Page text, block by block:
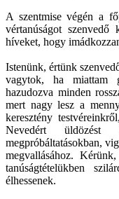
A szentmise végén a
vértanúságot szenvedő
híveket, hogy
Istenünk, értünk
vagytok, ha miattam
hazudozva minden
mert nagy lesz a
keresztény
Nevedért
megpróbáltatásokban,
megvallásához.
tanúságtételükben
élhessenek.